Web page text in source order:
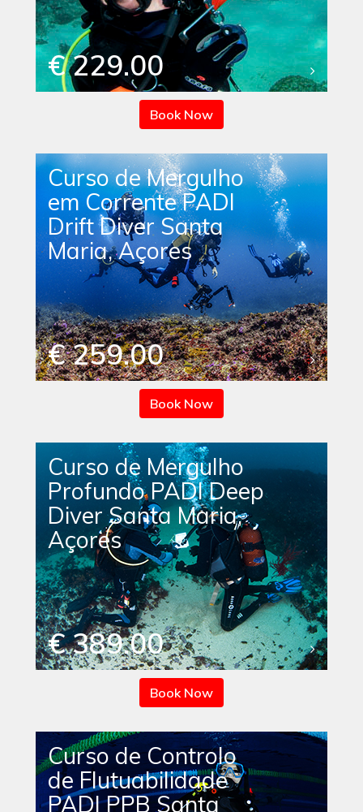
€ 229.00
Book Now
Curso de Mergulho
em Corrente PADI
Drift Diver Santa
Maria, Açores
€ 259.00
Book Now
Curso de Mergulho
Profundo PADI Deep
Diver Santa Maria,
Açores
€ 389.00
Book Now
Curso de Controlo
de Flutuabilidade
PADI PPB Santa